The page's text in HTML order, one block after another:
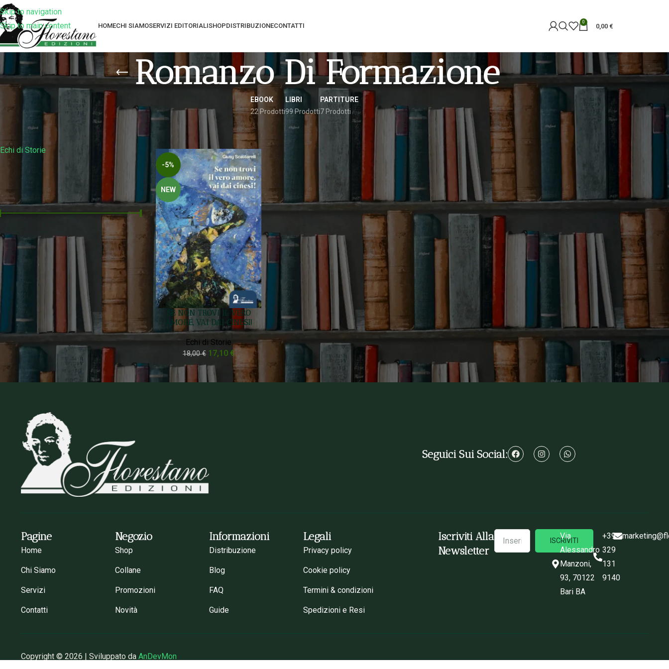
Skip to navigation
Skip to main content
HOMECHI SIAMOSERVIZI EDITORIALISHOPDISTRIBUZIONECONTATTI 0
0,00 €
Romanzo Di Formazione
EBOOK
22 Prodotti
LIBRI
99 Prodotti
PARTITURE
7 Prodotti
Filtra Per Collana
Echi di Storie
Filtra Per Prezzo
FILTRA
Prezzo: 10 €—20 €
Filtra Per Stato
In stock
Prodotti taggati “romanzo di formazione” 24
-5%
NEW
SE NON TROVI IL VERO
AMORE, VAI DAI CINESI!
Echi di Storie
18,00€ 17,10 €
Seguici Sui Social:
Pagine
Home
Chi Siamo
Servizi
Contatti
Negozio
Shop
Collane
Promozioni
Novità
Informazioni
Distribuzione
Blog
FAQ
Guide
Legali
Privacy policy
Cookie policy
Termini & condizioni
Spedizioni e Resi
Iscriviti Alla
Newsletter
ISCRIVITI
Via
Alessandro
Manzoni,
93, 70122
Bari BA
+39
329
131
9140
Copyright © 2026 | Sviluppato da AnDevMon